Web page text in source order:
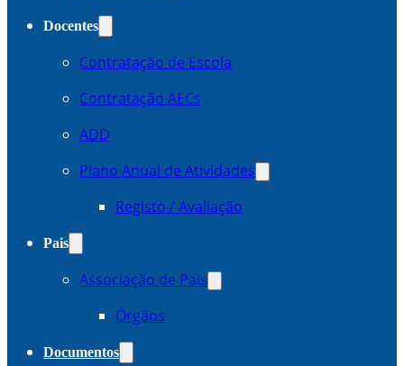
Docentes
Contratação de Escola
Contratação AECs
ADD
Plano Anual de Atividades
Registo / Avaliação
Pais
Associação de Pais
Órgãos
Documentos